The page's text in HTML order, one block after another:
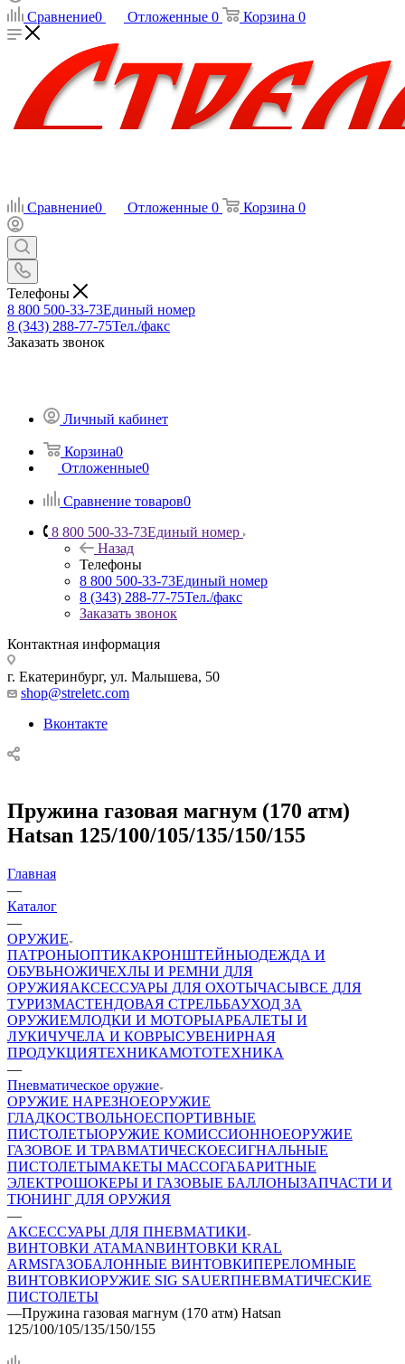
Сравнение0 Отложенные 0 Корзина 0
Сравнение0 Отложенные 0 Корзина 0
Телефоны
8 800 500-33-73Единый номер
8 (343) 288-77-75Тел./факс
Заказать звонок
Личный кабинет
Корзина0
Отложенные0
Сравнение товаров0
8 800 500-33-73Единый номер
Назад
Телефоны
8 800 500-33-73Единый номер
8 (343) 288-77-75Тел./факс
Заказать звонок
Контактная информация
г. Екатеринбург, ул. Малышева, 50
shop@streletc.com
Вконтакте
Пружина газовая магнум (170 атм)
Hatsan 125/100/105/135/150/155
Главная
—
Каталог
—
ОРУЖИЕ
ПАТРОНЫОПТИКАКРОНШТЕЙНЫОДЕЖДА И
ОБУВЬНОЖИЧЕХЛЫ И РЕМНИ ДЛЯ
ОРУЖИЯАКСЕССУАРЫ ДЛЯ ОХОТЫЧАСЫВСЕ ДЛЯ
ТУРИЗМАСТЕНДОВАЯ СТРЕЛЬБАУХОД ЗА
ОРУЖИЕМЛОДКИ И МОТОРЫАРБАЛЕТЫ И
ЛУКИЧУЧЕЛА И КОВРЫСУВЕНИРНАЯ
ПРОДУКЦИЯТЕХНИКАМОТОТЕХНИКА
—
Пневматическое оружие
ОРУЖИЕ НАРЕЗНОЕОРУЖИЕ
ГЛАДКОСТВОЛЬНОЕСПОРТИВНЫЕ
ПИСТОЛЕТЫОРУЖИЕ КОМИССИОННОЕОРУЖИЕ
ГАЗОВОЕ И ТРАВМАТИЧЕСКОЕСИГНАЛЬНЫЕ
ПИСТОЛЕТЫМАКЕТЫ МАССОГАБАРИТНЫЕ
ЭЛЕКТРОШОКЕРЫ И ГАЗОВЫЕ БАЛЛОНЫЗАПЧАСТИ И
ТЮНИНГ ДЛЯ ОРУЖИЯ
—
АКСЕССУАРЫ ДЛЯ ПНЕВМАТИКИ
ВИНТОВКИ ATAMANВИНТОВКИ KRAL
ARMSГАЗОБАЛОННЫЕ ВИНТОВКИПЕРЕЛОМНЫЕ
ВИНТОВКИОРУЖИЕ SIG SAUERПНЕВМАТИЧЕСКИЕ
ПИСТОЛЕТЫ
—Пружина газовая магнум (170 атм) Hatsan
125/100/105/135/150/155